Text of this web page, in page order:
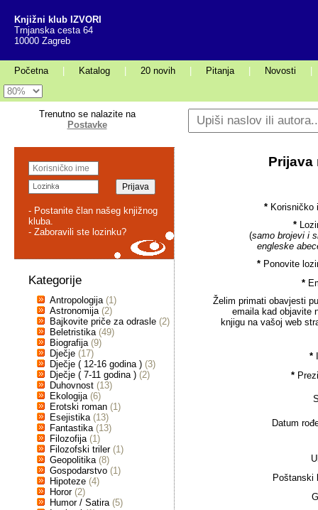
Knjižni klub IZVORI
Trnjanska cesta 64
10000 Zagreb
Početna Katalog 20 novih Pitanja Novosti
Trenutno se nalazite na
Postavke
- Postanite član našeg knjižnog
kluba.
- Zaboravili ste lozinku?
Kategorije
Antropologija (1)
Astronomija (2)
Bajkovite priče za odrasle (2)
Beletristika (49)
Biografija (9)
Dječje (17)
Dječje ( 12-16 godina ) (3)
Dječje ( 7-11 godina ) (2)
Duhovnost (13)
Ekologija (6)
Erotski roman (1)
Esejistika (13)
Fantastika (13)
Filozofija (1)
Filozofski triler (1)
Geopolitika (8)
Gospodarstvo (1)
Hipoteze (4)
Horor (2)
Humor / Satira (5)
Prijava
* Korisničko
*
(samo brojevi i
engleske
* Ponovite
*
Želim primati obavjesti
emaila kad objavite
knjigu na vašoj web
*
*
Datum
Poštanski